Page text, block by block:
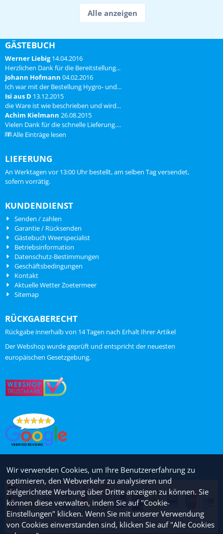
Alle anzeigen
GÄSTEBUCH
Werner Liebig 14.04.2016
Herzlichen Dank für die Bereitstellung...
Johann Hofmann 04.02.2016
Ich war mit der Bestellung Hygro- und...
Isi aus D 13.12.2015
die Ware ist wie beschrieben und wird...
Achim Kielmann 26.08.2015
Vielen Dank für die schnelle Lieferung....
Alle Einträge lesen
LIEFERUNG
An Werktagen vor 13:00 Uhr bestellt, am selben Tag versendet,
sofern vorrätig.
KUNDENDIENST
Senden / zahlen
Garantie / Rücksenden
Gästebuch Weerspecialist
Betriebsinformation
Datenschutz-Bestimmungen
Geschäftsbedingungen
Kontakt
Aktuelle Wetter Zoetermeer
Sitemap
RÜCKGABERECHT
Rückgabe innerhalb von 14 Tagen nach Erhalt Ihrer Artikel
ChatGPT zei:
Der Webshop wurde geprüft und entspricht der neuesten
europäischen Gesetzgebung.
Handelsregisterauszug: 27263707 - USt.: NL8203.95.109.B01
Wir verwenden Cookies, um Ihre Benutzererfahrung zu
optimieren, den Webverkehr zu analysieren und
zielgerichtete Werbung über Dritte anzeigen zu können. Sie
können diese verwalten, indem Sie auf "Cookie-
Einstellungen" klicken. Wenn Sie mit unserer Verwendung
von Cookies einverstanden sind, klicken Sie auf "Alle Cookies